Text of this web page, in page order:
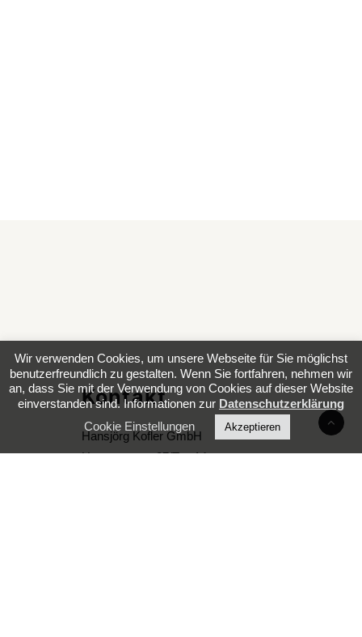
Kontakt
Hansjörg Kofler GmbH
Hausergasse 27/Top 14
Wir verwenden Cookies, um unsere Webseite für Sie möglichst
benutzerfreundlich zu gestalten. Wenn Sie fortfahren, nehmen wir
an, dass Sie mit der Verwendung von Cookies auf dieser Website
einverstanden sind. Informationen zur Datenschutzerklärung
Cookie Einstellungen
Akzeptieren